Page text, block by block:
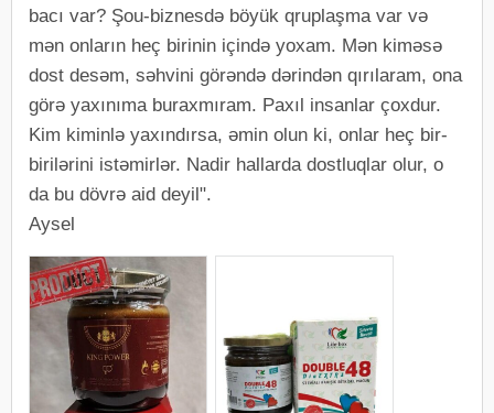
bacı var? Şou-biznesdə böyük qruplaşma var və
mən onların heç birinin içində yoxam. Mən kiməsə
dost desəm, səhvini görəndə dərindən qırılaram, ona
görə yaxınıma buraxmıram. Paxıl insanlar çoxdur.
Kim kiminlə yaxındırsa, əmin olun ki, onlar heç bir-
birilərini istəmirlər. Nadir hallarda dostluqlar olur, o
da bu dövrə aid deyil".
Aysel